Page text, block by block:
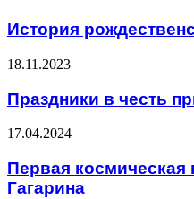
История
18.11.2023
Праздники в честь
17.04.2024
Первая космическая
Гагарина